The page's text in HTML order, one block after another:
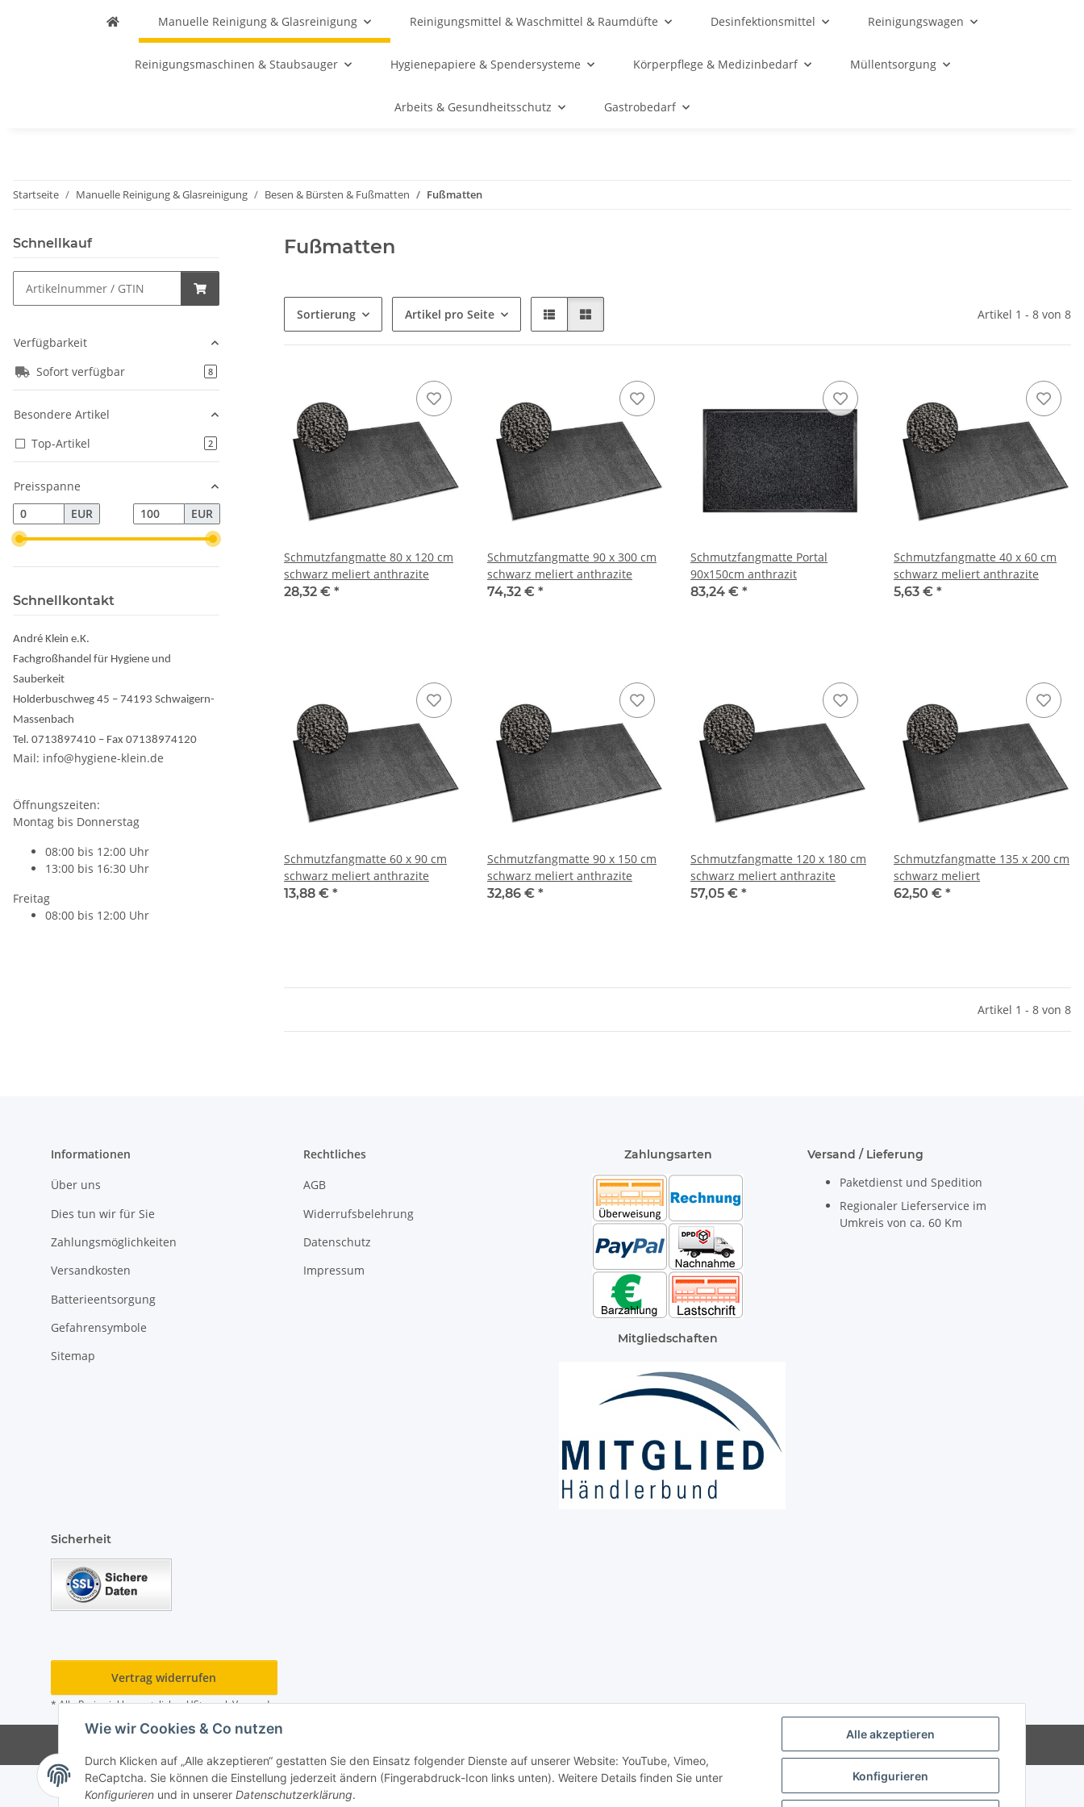
Alle akzeptieren
Konfigurieren
Wie wir Cookies & Co nutzen
Durch Klicken auf „Alle akzeptieren“ gestatten Sie den Einsatz folgender Dienste auf unserer Website: YouTube, Vimeo,
ReCaptcha. Sie können die Einstellung jederzeit ändern (Fingerabdruck-Icon links unten). Weitere Details finden Sie unter
Konfigurieren und in unserer Datenschutzerklärung.
Manuelle Reinigung & Glasreinigung Reinigungsmittel & Waschmittel & Raumdüfte Desinfektionsmittel Reinigungswagen
Reinigungsmaschinen & Staubsauger Hygienepapiere & Spendersysteme Körperpflege & Medizinbedarf Müllentsorgung
Arbeits & Gesundheitsschutz Gastrobedarf
Startseite Manuelle Reinigung & Glasreinigung Besen & Bürsten & Fußmatten Fußmatten
Fußmatten
Sortierung Artikel pro Seite Artikel 1 - 8 von 8
Schmutzfangmatte 80 x 120 cm
schwarz meliert anthrazite
28,32 € *
Schmutzfangmatte 90 x 300 cm
schwarz meliert anthrazite
74,32 € *
Schmutzfangmatte Portal
90x150cm anthrazit
83,24 € *
Schmutzfangmatte 40 x 60 cm
schwarz meliert anthrazite
5,63 € *
Schmutzfangmatte 60 x 90 cm
schwarz meliert anthrazite
13,88 € *
Schmutzfangmatte 90 x 150 cm
schwarz meliert anthrazite
32,86 € *
Schmutzfangmatte 120 x 180 cm
schwarz meliert anthrazite
57,05 € *
Schmutzfangmatte 135 x 200 cm
schwarz meliert
62,50 € *
Artikel 1 - 8 von 8
Schnellkauf
Verfügbarkeit
Sofort verfügbar
8Artikel gefunden
Besondere Artikel
Top-Artikel
2Artikel gefunden
Preisspanne
EUR
EUR
Schnellkontakt
André Klein e.K.
Fachgroßhandel für Hygiene und
Sauberkeit
Holderbuschweg 45 – 74193 Schwaigern-
Massenbach
Tel. 0713897410 – Fax 07138974120
Mail: info@hygiene-klein.de
Öffnungszeiten:
Montag bis Donnerstag
08:00 bis 12:00 Uhr
13:00 bis 16:30 Uhr
Freitag
08:00 bis 12:00 Uhr
Informationen
Über uns
Dies tun wir für Sie
Zahlungsmöglichkeiten
Versandkosten
Batterieentsorgung
Gefahrensymbole
Sitemap
Rechtliches
AGB
Widerrufsbelehrung
Datenschutz
Impressum
Zahlungsarten
Mitgliedschaften
Versand / Lieferung
Paketdienst und Spedition
Regionaler Lieferservice im
Umkreis von ca. 60 Km
Sicherheit
Vertrag widerrufen
* Alle Preise inkl. gesetzlicher USt., zzgl.Versand